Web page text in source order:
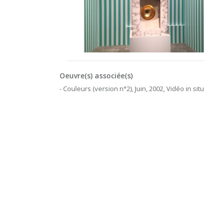
Oeuvre(s) associée(s)
- Couleurs (version n°2), Juin, 2002, Vidéo in situ